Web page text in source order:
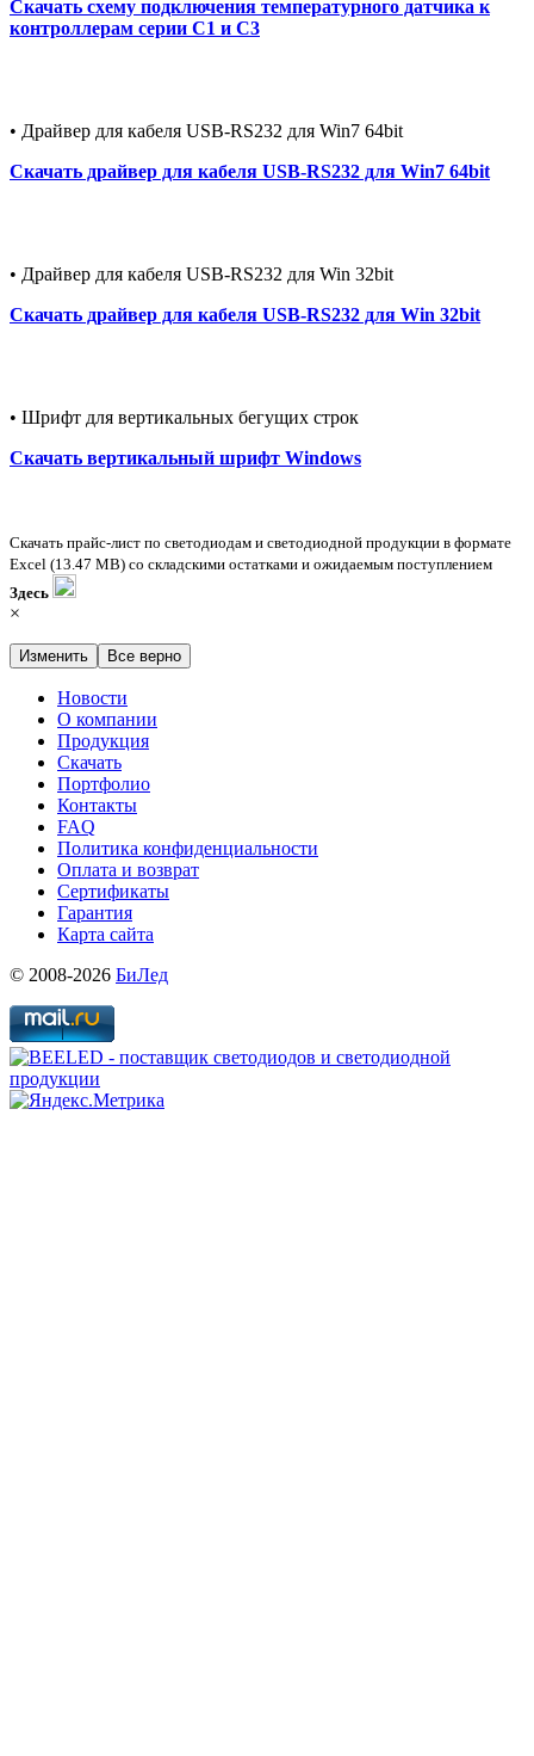
Скачать схему подключения температурного датчика к
контроллерам серии С1 и С3
• Драйвер для кабеля USB-RS232 для Win7 64bit
Скачать драйвер для кабеля USB-RS232 для Win7 64bit
• Драйвер для кабеля USB-RS232 для Win 32bit
Скачать драйвер для кабеля USB-RS232 для Win 32bit
• Шрифт для вертикальных бегущих строк
Скачать вертикальный шрифт Windows
Скачать прайс-лист по светодиодам и светодиодной продукции в формате
Excel (13.47 MB) со складскими остатками и ожидаемым поступлением
Здесь
×
Изменить Все верно
Новости
О компании
Продукция
Скачать
Портфолио
Контакты
FAQ
Политика конфиденциальности
Оплата и возврат
Сертификаты
Гарантия
Карта сайта
© 2008-2026 БиЛед